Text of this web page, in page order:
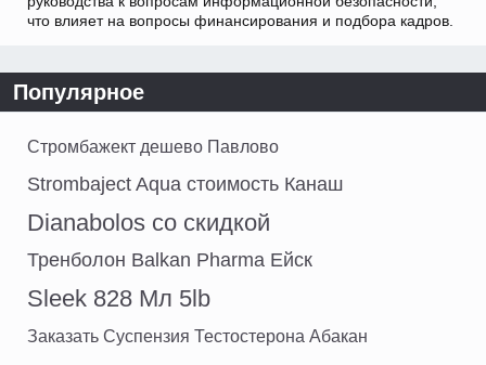
что влияет на вопросы финансирования и подбора кадров.
Популярное
Стромбажект дешево Павлово
Strombaject Aqua стоимость Канаш
Dianabolos со скидкой
Тренболон Balkan Pharma Ейск
Sleek 828 Мл 5lb
Заказать Суспензия Тестостерона Абакан